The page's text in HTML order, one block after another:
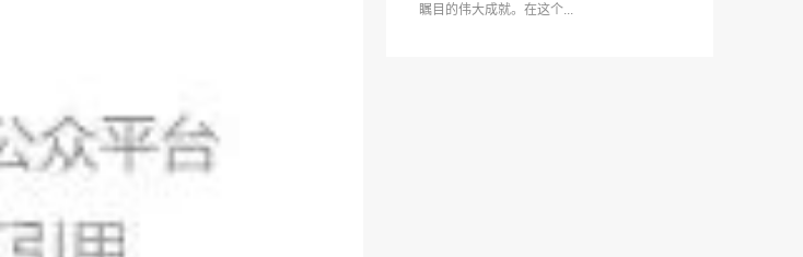
瞩目的伟大成就。在这个...